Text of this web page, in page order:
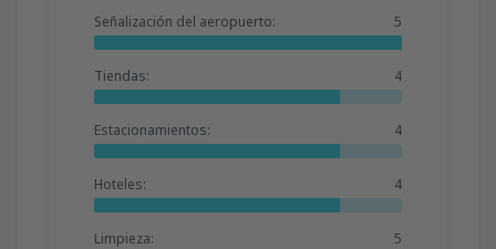
Señalización del aeropuerto: 5
Tiendas: 4
Estacionamientos: 4
Hoteles: 4
Limpieza: 5